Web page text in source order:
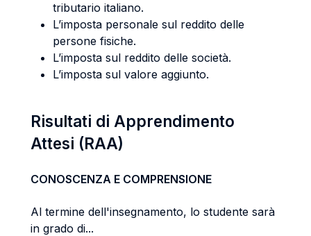
tributario italiano.
L’imposta personale sul reddito delle
persone fisiche.
L’imposta sul reddito delle società.
L’imposta sul valore aggiunto.
Risultati di Apprendimento
Attesi (RAA)
CONOSCENZA E COMPRENSIONE
Al termine dell'insegnamento, lo studente sarà
in grado di...